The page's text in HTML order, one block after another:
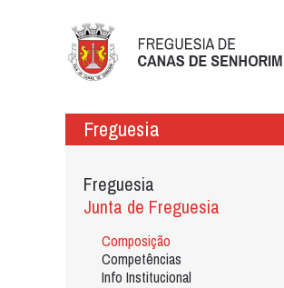
Freguesia
Freguesia
Junta de Freguesia
Composição
Competências
Info Institucional